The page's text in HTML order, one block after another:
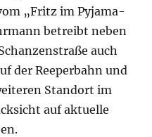
„Fritz im Pyjama-
betreibt neben
auch
der Reeperbahn und
Standort im
auf aktuelle